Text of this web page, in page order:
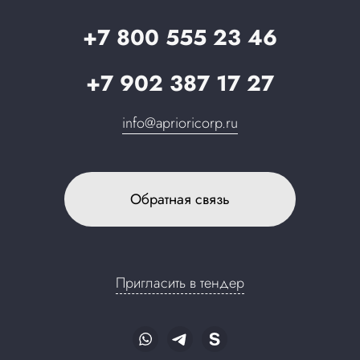
+7 800 555 23 46
+7 902 387 17 27
info@aprioricorp.ru
Обратная связь
Пригласить в тендер
Запрос в поддержку